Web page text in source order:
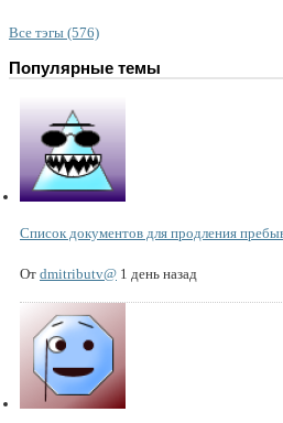
Все тэгы (576)
Популярные темы
Список документов для продления
От dmitributv@ 1 день назад